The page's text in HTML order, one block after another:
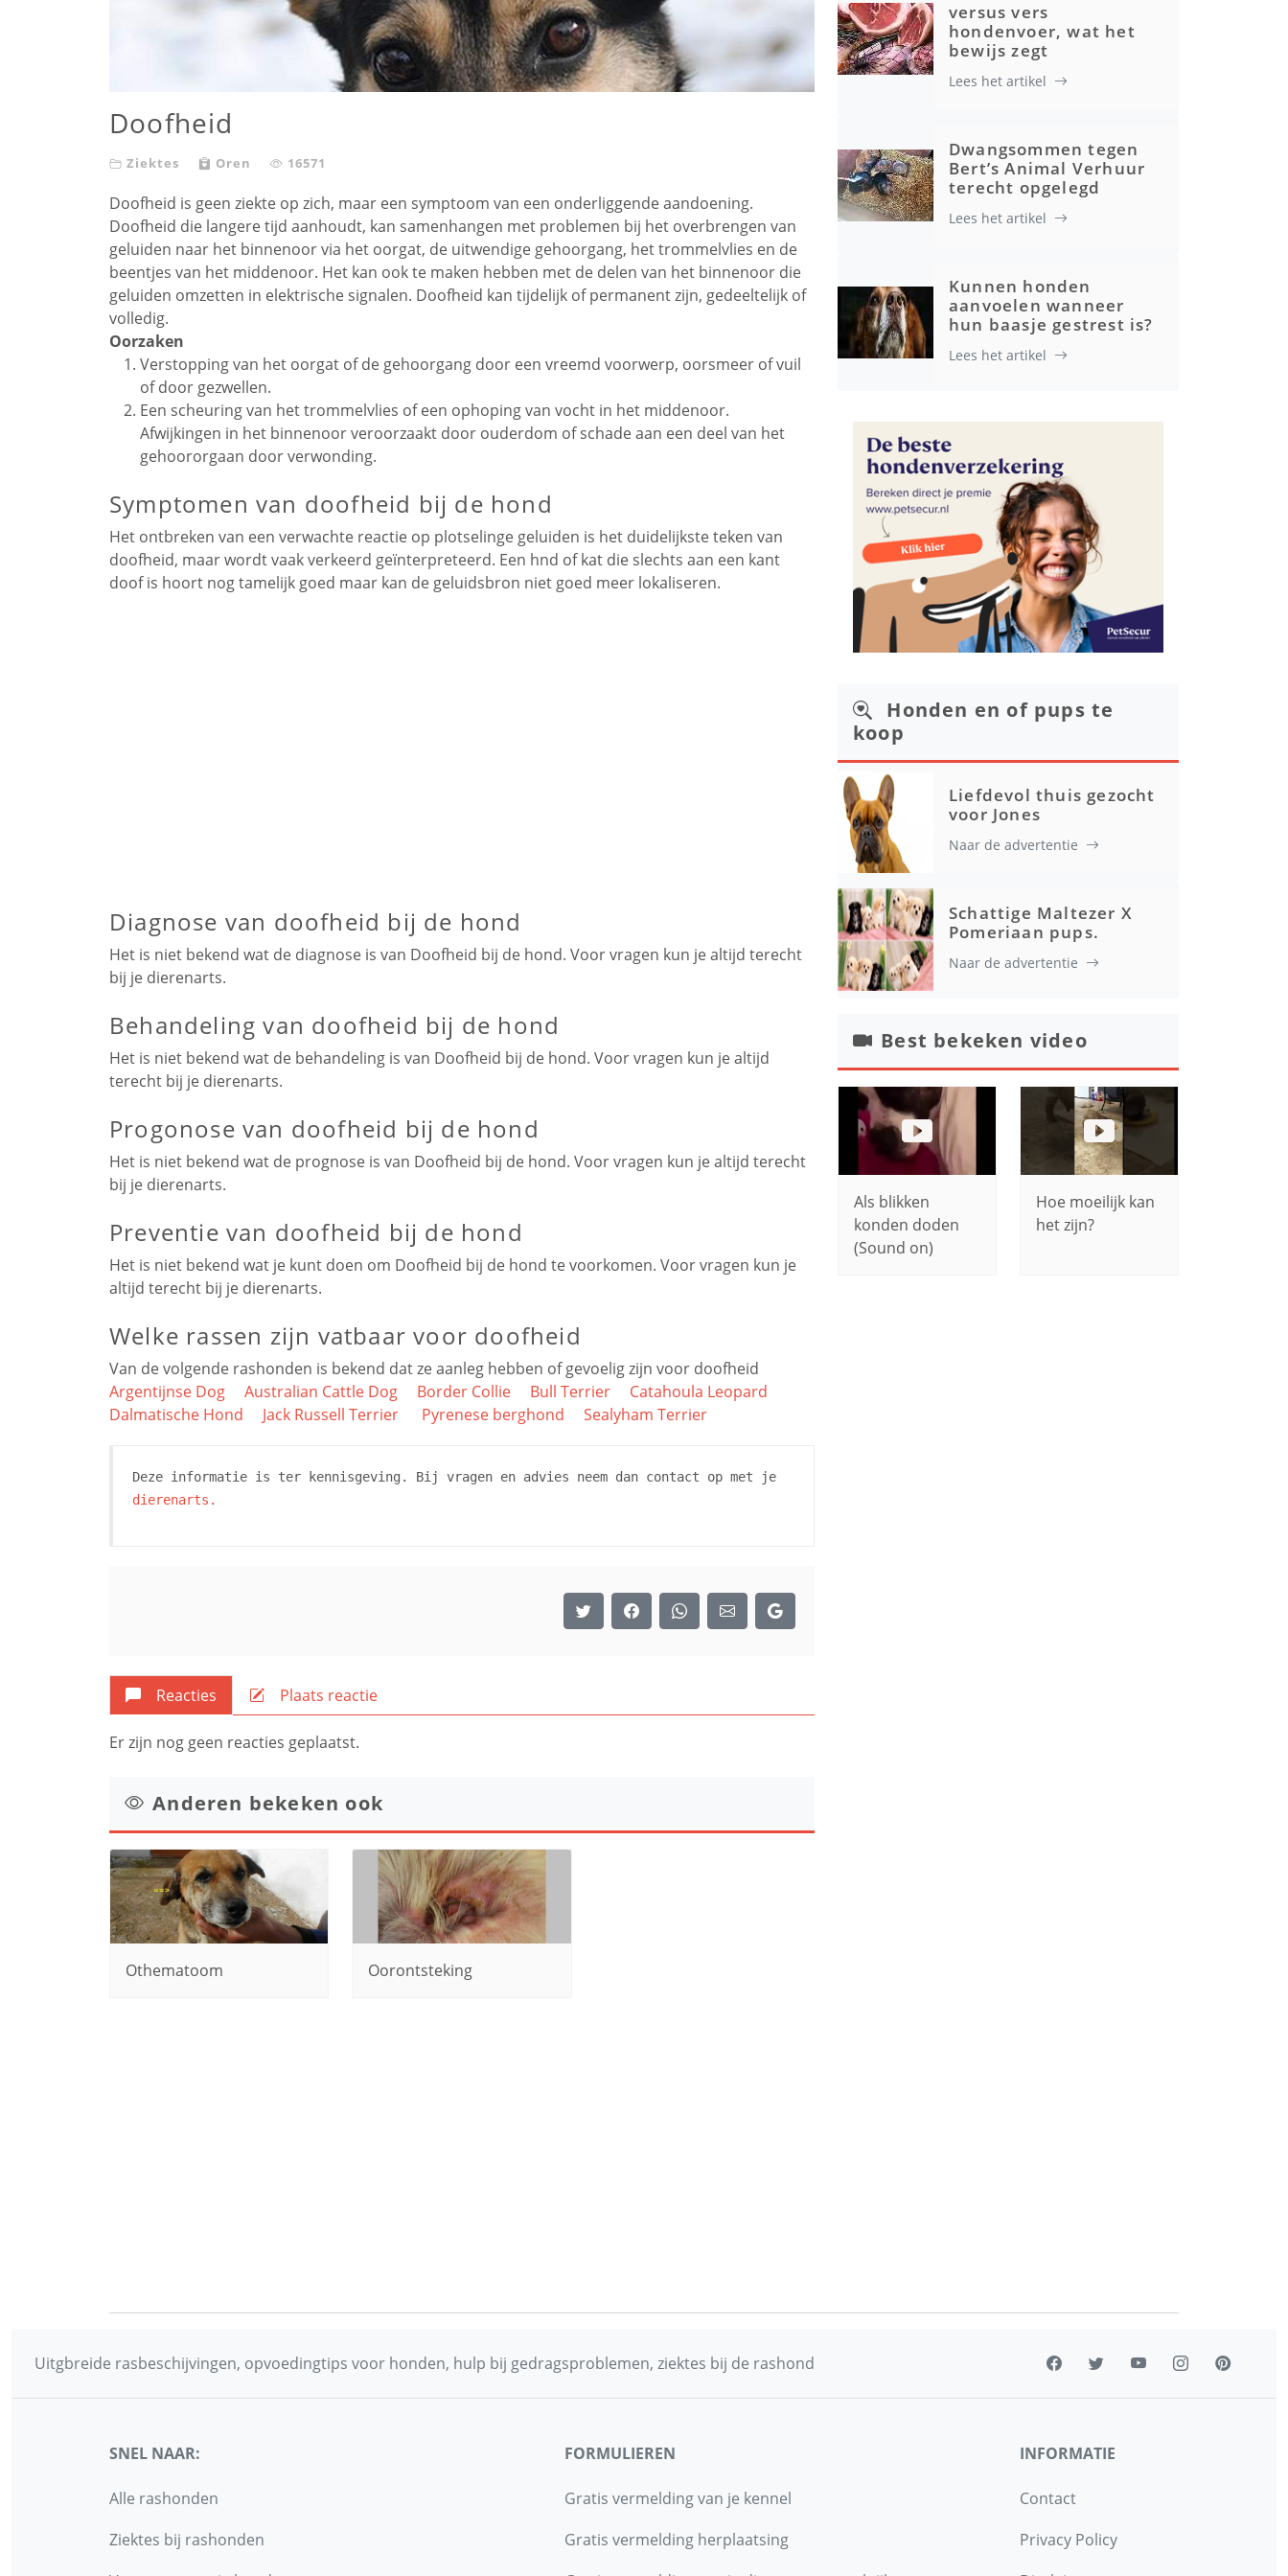
Doofheid
Ziektes Oren 16571
Doofheid is geen ziekte op zich, maar een symptoom van een onderliggende aandoening.
Doofheid die langere tijd aanhoudt, kan samenhangen met problemen bij het overbrengen van
geluiden naar het binnenoor via het oorgat, de uitwendige gehoorgang, het trommelvlies en de
beentjes van het middenoor. Het kan ook te maken hebben met de delen van het binnenoor die
geluiden omzetten in elektrische signalen. Doofheid kan tijdelijk of permanent zijn, gedeeltelijk of
volledig.
Oorzaken
Verstopping van het oorgat of de gehoorgang door een vreemd voorwerp, oorsmeer of vuil
of door gezwellen.
Een scheuring van het trommelvlies of een ophoping van vocht in het middenoor.
Afwijkingen in het binnenoor veroorzaakt door ouderdom of schade aan een deel van het
gehoororgaan door verwonding.
Symptomen van doofheid bij de hond
Het ontbreken van een verwachte reactie op plotselinge geluiden is het duidelijkste teken van
doofheid, maar wordt vaak verkeerd geïnterpreteerd. Een hnd of kat die slechts aan een kant
doof is hoort nog tamelijk goed maar kan de geluidsbron niet goed meer lokaliseren.
Diagnose van doofheid bij de hond
Het is niet bekend wat de diagnose is van Doofheid bij de hond. Voor vragen kun je altijd terecht
bij je dierenarts.
Behandeling van doofheid bij de hond
Het is niet bekend wat de behandeling is van Doofheid bij de hond. Voor vragen kun je altijd
terecht bij je dierenarts.
Progonose van doofheid bij de hond
Het is niet bekend wat de prognose is van Doofheid bij de hond. Voor vragen kun je altijd terecht
bij je dierenarts.
Preventie van doofheid bij de hond
Het is niet bekend wat je kunt doen om Doofheid bij de hond te voorkomen. Voor vragen kun je
altijd terecht bij je dierenarts.
Welke rassen zijn vatbaar voor doofheid
Van de volgende rashonden is bekend dat ze aanleg hebben of gevoelig zijn voor doofheid
Argentijnse Dog
Australian Cattle Dog Border Collie Bull Terrier
Catahoula Leopard
Dalmatische Hond
Jack Russell Terrier Pyrenese berghond Sealyham Terrier
Deze informatie is ter kennisgeving. Bij vragen en advies neem dan contact op met je
dierenarts.
Reacties Plaats reactie
Er zijn nog geen reacties geplaatst.
Anderen bekeken ook
Othematoom Oorontsteking
versus vers
hondenvoer, wat het
bewijs zegt
Lees het artikel
Dwangsommen tegen
Bert’s Animal Verhuur
terecht opgelegd
Lees het artikel
Kunnen honden
aanvoelen wanneer
hun baasje gestrest is?
Lees het artikel
Honden en of pups te
koop
Liefdevol thuis gezocht
voor Jones
Naar de advertentie
Schattige Maltezer X
Pomeriaan pups.
Naar de advertentie
Best bekeken video
Als blikken
konden doden
(Sound on)
Hoe moeilijk kan
het zijn?
Uitgbreide rasbeschijvingen, opvoedingtips voor honden, hulp bij gedragsproblemen, ziektes bij de rashond
SNEL NAAR:
Alle rashonden
Ziektes bij rashonden
FORMULIEREN
Gratis vermelding van je kennel
Gratis vermelding herplaatsing
INFORMATIE
Contact
Privacy Policy